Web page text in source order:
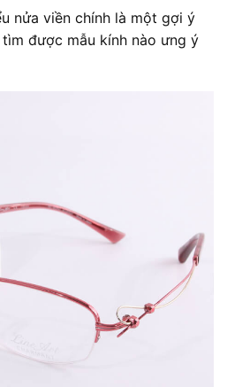
nửa viền chính là một gợi ý
được mẫu kính nào ưng ý